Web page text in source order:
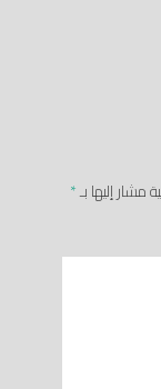
مشار إليها بـ*